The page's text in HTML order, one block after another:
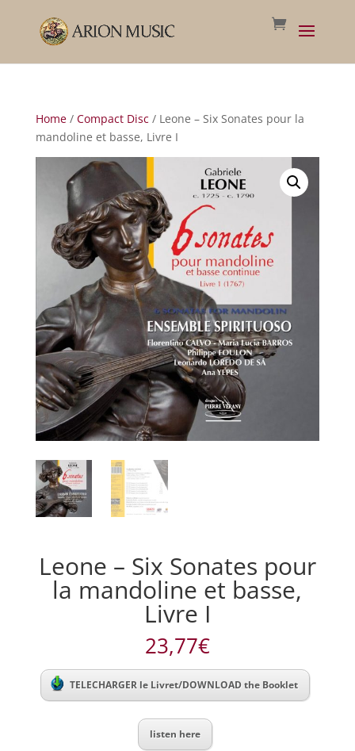
Home/ Compact Disc/ Leone – Six Sonates pour la
mandoline et basse, Livre I
Leone – Six Sonates pour
la mandoline et basse,
Livre I
23,77€
TELECHARGER le Livret/DOWNLOAD the Booklet
listen here